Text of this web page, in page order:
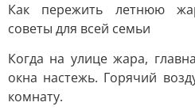
Как пережить летнюю
советы для всей семьи
Когда на улице жара,
окна настежь. Горячий
комнату.